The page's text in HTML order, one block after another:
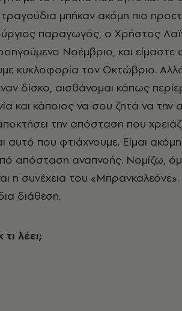
μπήκαν ακόμη πιο
παραγωγός, ο Χρήστος
Νοέμβριο, και είμαστε
κυκλοφορία τον Οκτώβριο.
δίσκο, αισθάνομαι κάπως
και κάποιος να σου ζητά να
την απόσταση που
αυτό που φτιάχνουμε. Είμαι
απόσταση αναπνοής. Νομίζω,
η συνέχεια του «Μπρανκαλεόνε».
διάθεση.
τι λέει;